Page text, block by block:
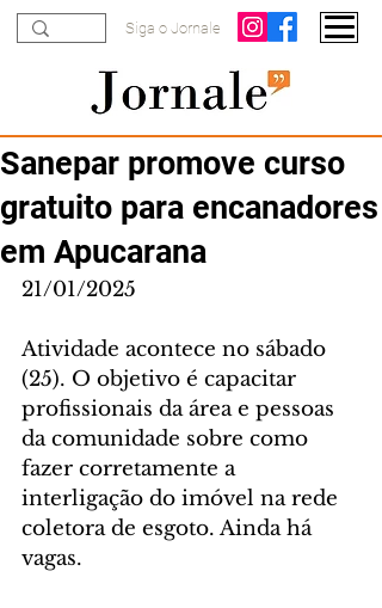
Siga o Jornale
Sanepar promove curso
gratuito para encanadores
em Apucarana
21/01/2025
Atividade acontece no sábado
(25). O objetivo é capacitar
profissionais da área e pessoas
da comunidade sobre como
fazer corretamente a
interligação do imóvel na rede
coletora de esgoto. Ainda há
vagas.